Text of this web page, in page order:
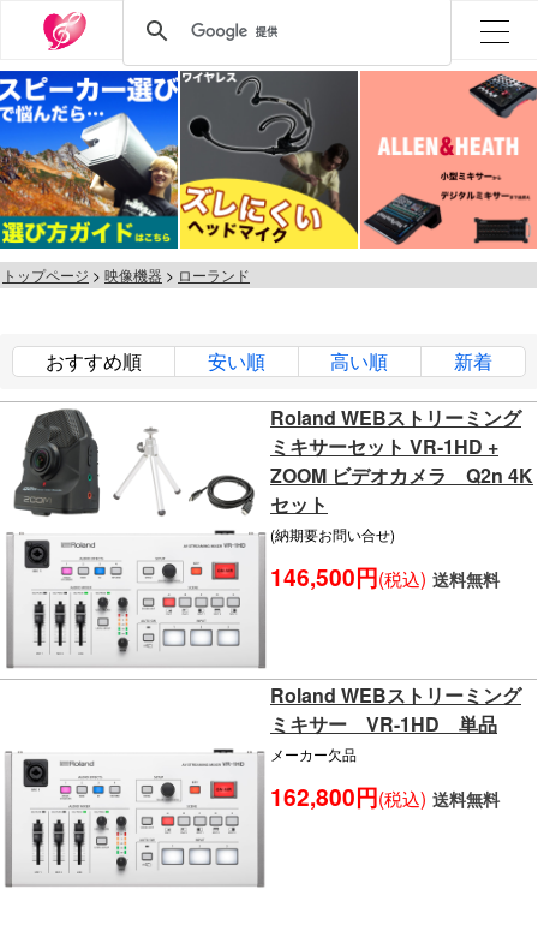
トップページ 映像機器 ローランド
おすすめ順 安い順 高い順 新着
Roland WEBストリーミング
ミキサーセット VR-1HD +
ZOOM ビデオカメラ Q2n 4K
セット
(納期要お問い合せ)
146,500円(税込) 送料無料
Roland WEBストリーミング
ミキサー VR-1HD 単品
メーカー欠品
162,800円(税込) 送料無料